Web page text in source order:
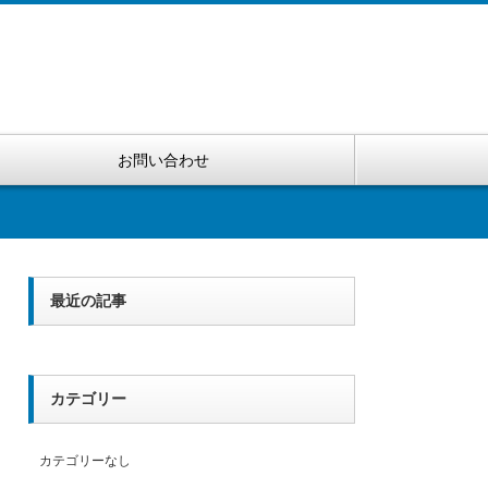
お問い合わせ
最近の記事
カテゴリー
カテゴリーなし